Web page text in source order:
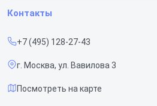
Срочный ремонт
Доставка и способы оплаты
Диагностика
Видеокарт
Контакты
+7 (495) 128-27-43
г. Москва, ул. Вавилова 3
Посмотреть на карте